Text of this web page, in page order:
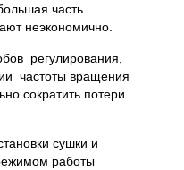
часть
неэкономично.
регулирования,
частоты вращения
сократить потери
сушки и
работы